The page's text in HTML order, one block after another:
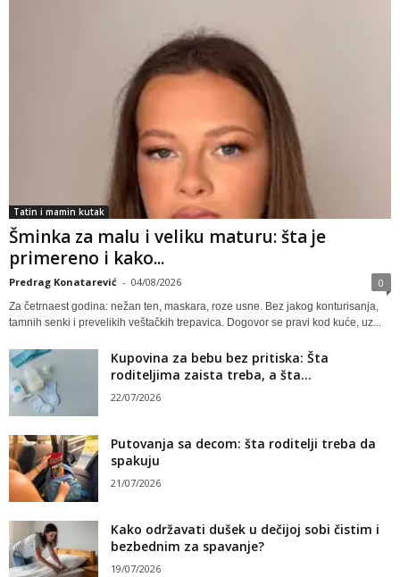
Tatin i mamin kutak
Šminka za malu i veliku maturu: šta je
primereno i kako...
Predrag Konatarević - 04/08/2026 0
Za četrnaest godina: nežan ten, maskara, roze usne. Bez jakog konturisanja,
tamnih senki i prevelikih veštačkih trepavica. Dogovor se pravi kod kuće, uz...
Kupovina za bebu bez pritiska: Šta
roditeljima zaista treba, a šta...
22/07/2026
Putovanja sa decom: šta roditelji treba da
spakuju
21/07/2026
Kako održavati dušek u dečijoj sobi čistim i
bezbednim za spavanje?
19/07/2026